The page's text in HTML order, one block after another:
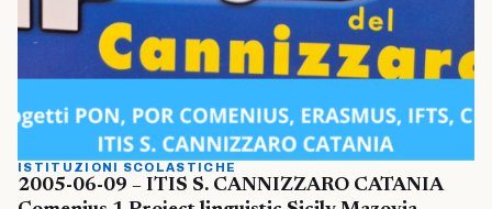
ISTITUZIONI SCOLASTICHE
2005-06-09 – ITIS S. CANNIZZARO CATANIA